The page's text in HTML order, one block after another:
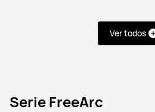
Ver todos
Serie FreeArc